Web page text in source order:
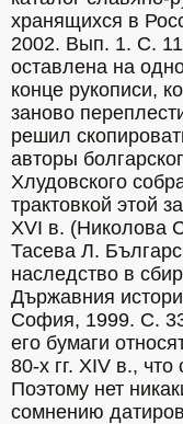
хранящихся в
2002. Вып. 1. С.
оставлена на
конце рукописи,
заново
решил
авторы
Хлудовского
трактовкой этой
XVI в. (Николова
Тасева Л.
наследство в
Държавния
София, 1999. С.
его бумаги
80-х гг. XIV в.,
Поэтому нет
сомнению